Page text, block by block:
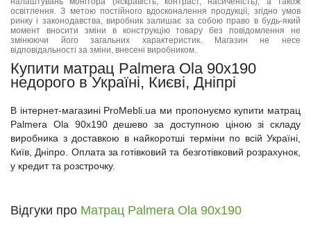
освітлення. З метою постійного вдосконалення продукції, згідно умов
ринку і законодавства, виробник залишає за собою право в будь-який
момент вносити зміни в конструкцію товару без повідомлення не
змінюючи його загальних характеристик. Магазин не несе
відповідальності за зміни, внесені виробником.
Купити матрац Palmera Ola 90x190
недорого в Україні, Києві, Дніпрі
В інтернет-магазині ProMebli.ua ми пропонуємо купити матрац
Palmera Ola 90x190 дешево за доступною ціною зі складу
виробника з доставкою в найкоротші терміни по всій Україні,
Київ, Дніпро. Оплата за готівковий та безготівковий розрахунок,
у кредит та розстрочку.
Відгуки про Матрац Palmera Ola 90x190